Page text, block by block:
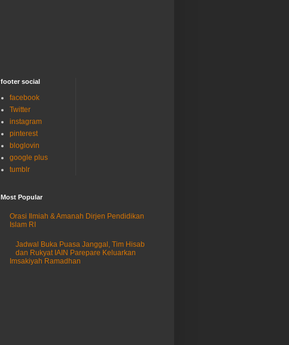
footer social
facebook
Twitter
instagram
pinterest
bloglovin
google plus
tumblr
Most Popular
Orasi Ilmiah & Amanah Dirjen Pendidikan
Islam RI
Jadwal Buka Puasa Janggal, Tim Hisab
dan Rukyat IAIN Parepare Keluarkan
Imsakiyah Ramadhan